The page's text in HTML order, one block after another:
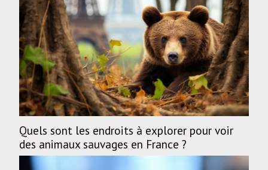
Quels sont les endroits à explorer pour voir
des animaux sauvages en France ?